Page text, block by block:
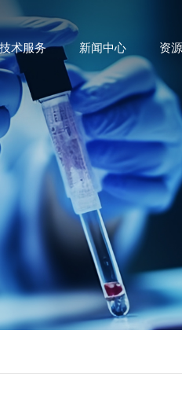
技术服务 新闻中心 资